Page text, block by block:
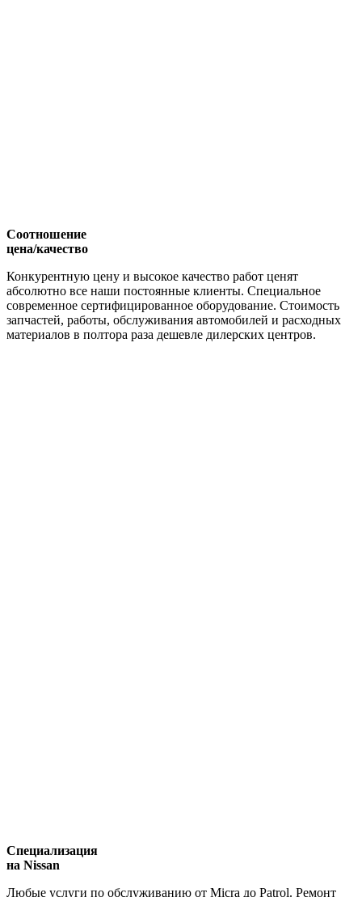
Соотношение
цена/качество
Конкурентную цену и высокое качество работ ценят
абсолютно все наши постоянные клиенты. Специальное
современное сертифицированное оборудование. Стоимость
запчастей, работы, обслуживания автомобилей и расходных
материалов в полтора раза дешевле дилерских центров.
Специализация
на Nissan
Любые услуги по обслуживанию от Micra до Patrol. Ремонт